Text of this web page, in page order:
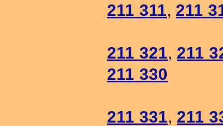
211 311, 211
211 321, 211
211 330
211 331, 211